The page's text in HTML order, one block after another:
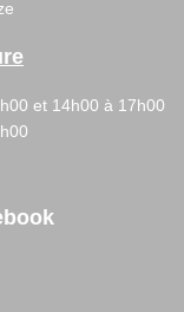
et 14h00 à 17h00